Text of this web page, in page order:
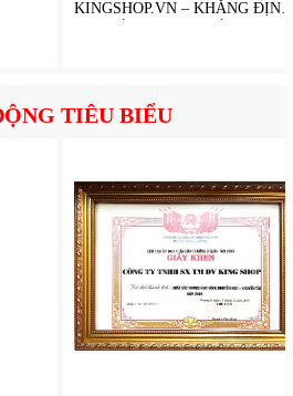
KINGSHOP.VN – KHẲNG ĐỊNH
TIÊU BIỂU